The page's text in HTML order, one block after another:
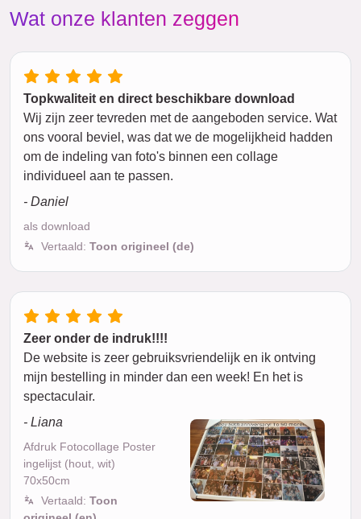
Wat onze klanten zeggen
Topkwaliteit en direct beschikbare download
Wij zijn zeer tevreden met de aangeboden service. Wat
ons vooral beviel, was dat we de mogelijkheid hadden
om de indeling van foto's binnen een collage
individueel aan te passen.
- Daniel
als download
Vertaald: Toon origineel (de)
Zeer onder de indruk!!!!
De website is zeer gebruiksvriendelijk en ik ontving
mijn bestelling in minder dan een week! En het is
spectaculair.
- Liana
Afdruk Fotocollage Poster
ingelijst (hout, wit)
70x50cm
Vertaald: Toon